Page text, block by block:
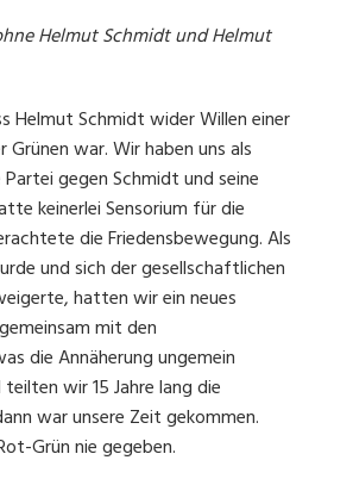
Helmut Schmidt und Helmut
Helmut Schmidt wider Willen einer
war. Wir haben uns als
gegen Schmidt und seine
keinerlei Sensorium für die
die Friedensbewegung. Als
und sich der gesellschaftlichen
hatten wir ein neues
mit den
die Annäherung ungemein
wir 15 Jahre lang die
war unsere Zeit gekommen.
Grün nie gegeben.